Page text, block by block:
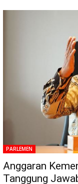
PARLEMEN
Anggaran
Tanggung